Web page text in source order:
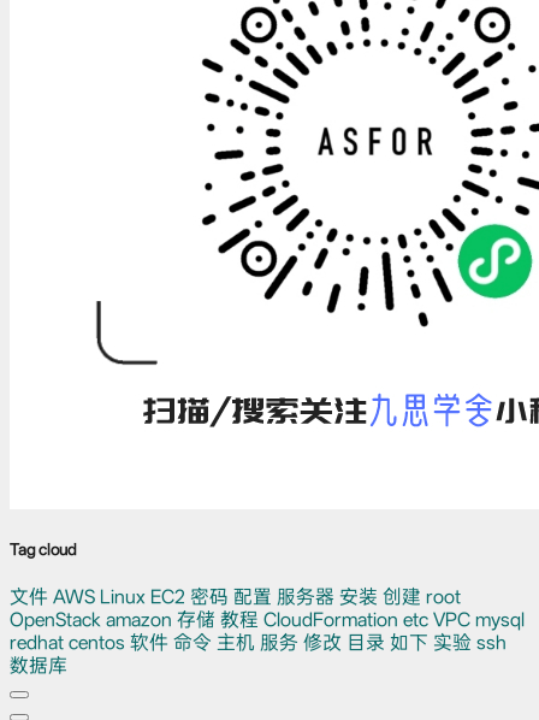
Tag cloud
文件 AWS Linux EC2 密码 配置 服务器 安装 创建 root
OpenStack amazon 存储 教程 CloudFormation etc VPC mysql
redhat centos 软件 命令 主机 服务 修改 目录 如下 实验 ssh
数据库